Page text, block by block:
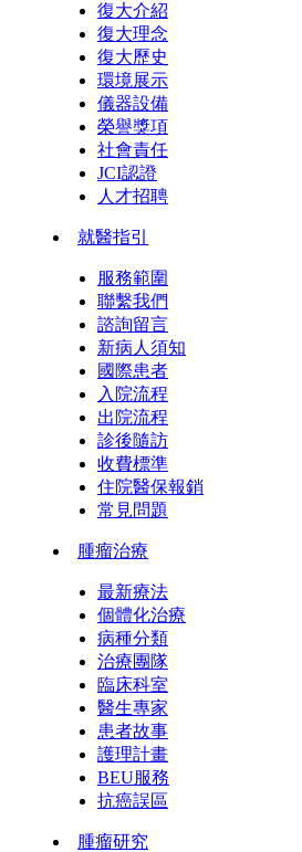
復大介紹
復大理念
復大歷史
環境展示
儀器設備
榮譽獎項
社會責任
JCI認證
人才招聘
就醫指引
服務範圍
聯繫我們
諮詢留言
新病人須知
國際患者
入院流程
出院流程
診後隨訪
收費標準
住院醫保報銷
常見問題
腫瘤治療
最新療法
個體化治療
病種分類
治療團隊
臨床科室
醫生專家
患者故事
護理計畫
BEU服務
抗癌誤區
腫瘤研究